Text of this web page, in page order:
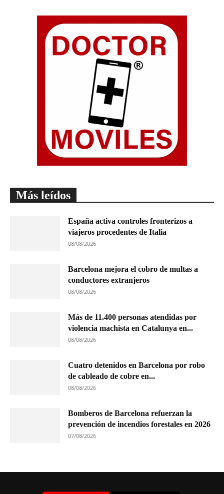
Más leídos
España activa controles fronterizos a
viajeros procedentes de Italia
08/08/2026
Barcelona mejora el cobro de multas a
conductores extranjeros
08/08/2026
Más de 11.400 personas atendidas por
violencia machista en Catalunya en...
08/08/2026
Cuatro detenidos en Barcelona por robo
de cableado de cobre en...
08/08/2026
Bomberos de Barcelona refuerzan la
prevención de incendios forestales en 2026
07/08/2026